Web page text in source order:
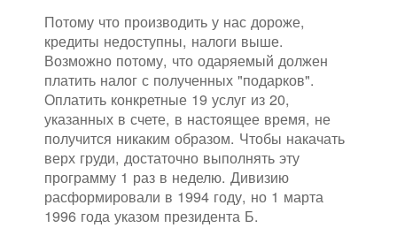
Потому что производить у нас дороже,
кредиты недоступны, налоги выше.
Возможно потому, что одаряемый должен
платить налог с полученных "подарков".
Оплатить конкретные 19 услуг из 20,
указанных в счете, в настоящее время, не
получится никаким образом. Чтобы накачать
верх груди, достаточно выполнять эту
программу 1 раз в неделю. Дивизию
расформировали в 1994 году, но 1 марта
1996 года указом президента Б.